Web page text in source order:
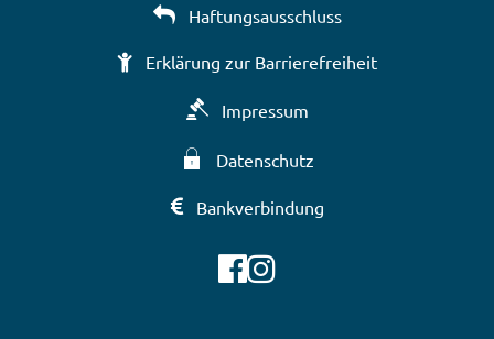
Haftungsausschluss
Erklärung zur Barrierefreiheit
Impressum
Datenschutz
Bankverbindung